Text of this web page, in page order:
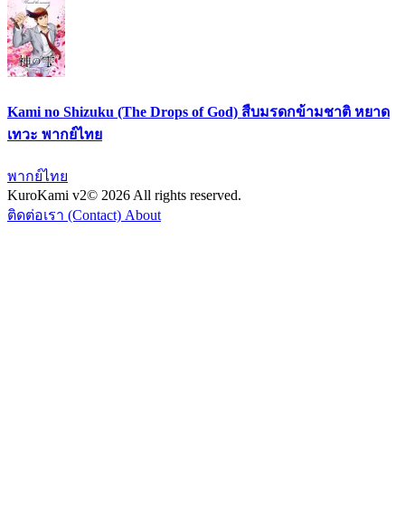
Kami no Shizuku (The Drops of God) สืบมรดกข้ามชาติ หยาด
เทวะ พากย์ไทย
พากย์ไทย
KuroKami v2© 2026 All rights reserved.
ติดต่อเรา (Contact) About